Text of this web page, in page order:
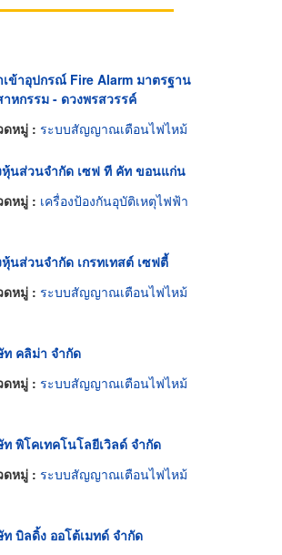
เข้าอุปกรณ์ Fire Alarm มาตรฐาน
าหกรรม - ดวงพรสวรรค์
ดหมู่ : ระบบสัญญาณเตือนไฟไหม้
หุ้นส่วนจำกัด เซฟ ที คัท ขอนแก่น
ดหมู่ : เครื่องป้องกันอุบัติเหตุไฟฟ้า
นส่วนจำกัด เกรทเทสต์ เซฟตี้
ดหมู่ : ระบบสัญญาณเตือนไฟไหม้
คลิม่า จำกัด
ดหมู่ : ระบบสัญญาณเตือนไฟไหม้
พิโคเทคโนโลยีเวิลด์ จำกัด
ดหมู่ : ระบบสัญญาณเตือนไฟไหม้
บิลดิ้ง ออโต้เมทด์ จำกัด